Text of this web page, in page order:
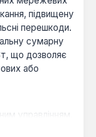
підвищену
перешкоди.
сумарну
що дозволяє
або
управлінням,
на зміни